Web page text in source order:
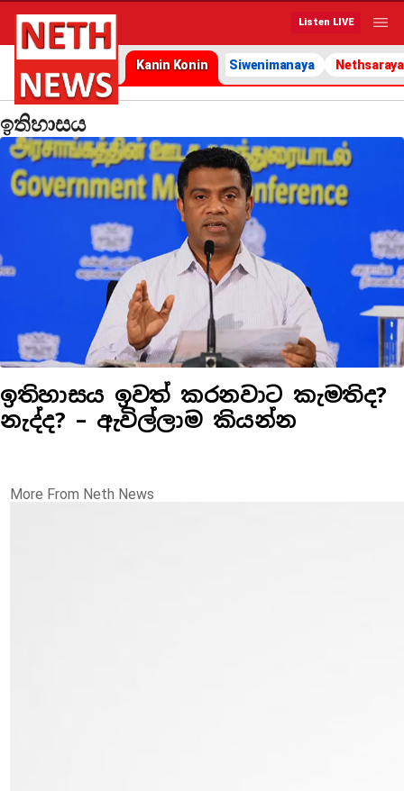
Listen LIVE
Kanin Konin Siwenimanaya Nethsaraya
ඉතිහාසය
ඉතිහාසය ඉවත් කරනවාට කැමතිද?
නැද්ද? – ඇවිල්ලාම කියන්න
More From Neth News